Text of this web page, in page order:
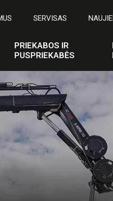
SERVISAS
PRIEKABOS IR
PUSPRIEKABĖS